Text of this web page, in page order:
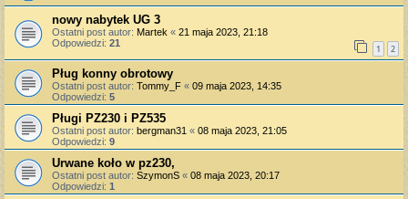
nowy nabytek UG 3
Ostatni post autor: Martek « 21 maja 2023, 21:18
Odpowiedzi: 21 1 2
Pług konny obrotowy
Ostatni post autor: Tommy_F « 09 maja 2023, 14:35
Odpowiedzi: 5
Pługi PZ230 i PZ535
Ostatni post autor: bergman31 « 08 maja 2023, 21:05
Odpowiedzi: 9
Urwane koło w pz230,
Ostatni post autor: SzymonS « 08 maja 2023, 20:17
Odpowiedzi: 1